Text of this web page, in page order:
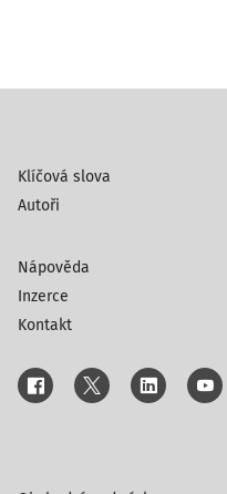
Klíčová slova
Autoři
Nápověda
Inzerce
Kontakt